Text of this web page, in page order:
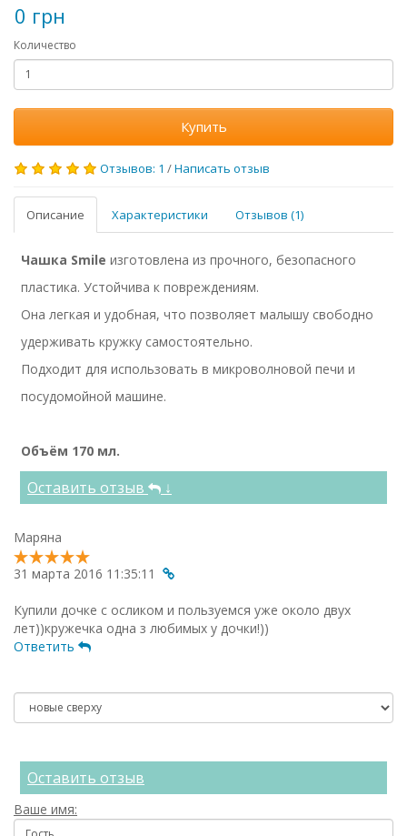
0 грн
Количество
Купить
Отзывов: 1 /Написать отзыв
Описание Характеристики Отзывов (1)
Чашка Smile изготовлена из прочного, безопасного
пластика. Устойчива к повреждениям.
Она легкая и удобная, что позволяет малышу свободно
удерживать кружку самостоятельно.
Подходит для использовать в микроволновой печи и
посудомойной машине.
Объём 170 мл.
Оставить отзыв ↓
Маряна
31 марта 2016 11:35:11
Купили дочке с осликом и пользуемся уже около двух
лет))кружечка одна з любимых у дочки!))
Ответить
Оставить отзыв
Ваше имя: